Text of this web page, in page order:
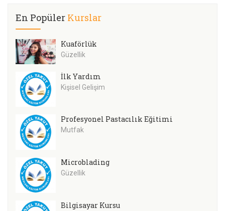
En Popüler Kurslar
Kuaförlük
Güzellik
İlk Yardım
Kişisel Gelişim
Profesyonel Pastacılık Eğitimi
Mutfak
Microblading
Güzellik
Bilgisayar Kursu